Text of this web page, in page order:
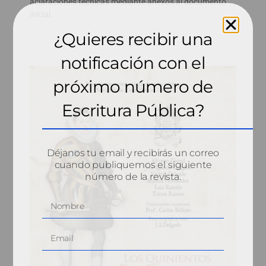
¿Quieres recibir una
notificación con el
próximo número de
Escritura Pública?
Déjanos tu email y recibirás un correo
cuando publiquemos el siguiente
número de la revista.